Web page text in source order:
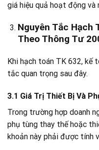
giá hiệu quả hoạt động và
Nguyên Tắc Hạch
Theo Thông Tư
Khi hạch toán TK 632, kế
tắc quan trọng sau đây.
3.1 Giá Trị Thiết Bị Và
Trong trường hợp doanh
phụ tùng thay thế hoặc
khoản này phải được tính